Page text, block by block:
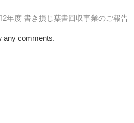
2年度 書き損じ葉書回収事業のご報告
any comments.